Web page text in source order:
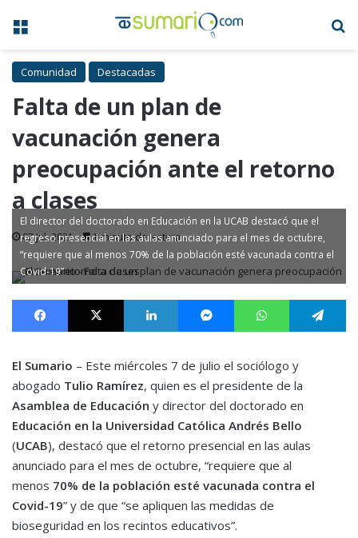
Menú
Comunidad Destacadas
Falta de un plan de
vacunación genera
preocupación ante el retorno
a clases
07 Jul, 2021 1 minuto de lectura
El director del doctorado en Educación en la UCAB destacó que el
regreso presencial en las aulas anunciado para el mes de octubre,
“requiere que al menos 70% de la población esté vacunada contra el
Covid-19”
Facebook X LinkedIn MessengerWhatsApp
El Sumario – Este miércoles 7 de julio el sociólogo y
abogado Tulio Ramírez, quien es el presidente de la
Asamblea de Educación y director del doctorado en
Educación en la Universidad Católica Andrés Bello
(UCAB), destacó que el retorno presencial en las aulas
anunciado para el mes de octubre, “requiere que al
menos 70% de la población esté vacunada contra el
Covid-19” y de que “se apliquen las medidas de
bioseguridad en los recintos educativos”.